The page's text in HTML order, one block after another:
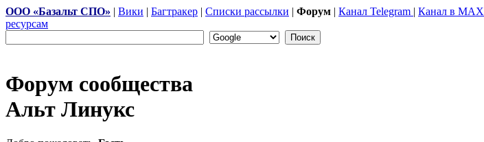
ООО «Базальт СПО» | Вики | Багтракер | Списки рассылки | Форум | Канал Telegram | Канал в MAX
ресурсам
Форум сообщества
Альт Линукс